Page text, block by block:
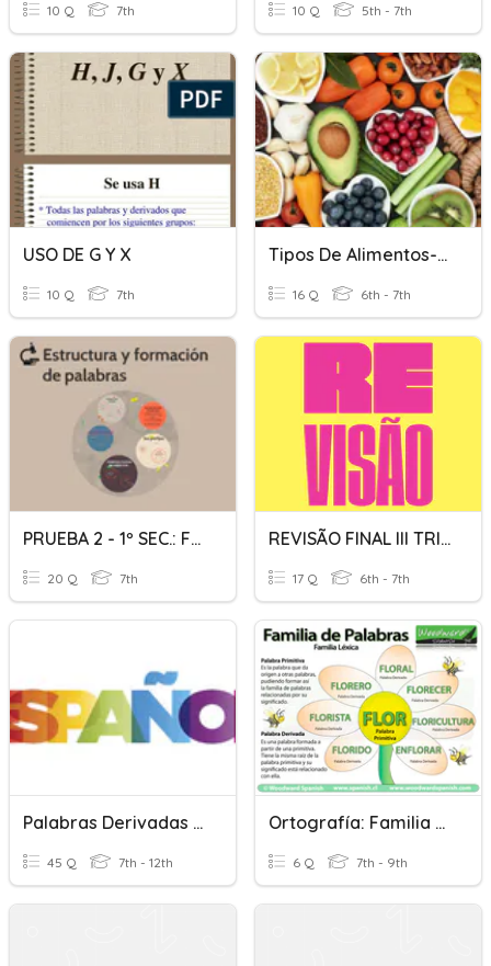
10 Q 7th 10 Q 5th - 7th
USO DE G Y X
10 Q 7th
Tipos De Alimentos-Nutrientes
16 Q 6th - 7th
PRUEBA 2 - 1º SEC.: FORMACIÓN DE LA PALABRA
20 Q 7th
REVISÃO FINAL III TRIMESTRE 6º ANO
17 Q 6th - 7th
Palabras Derivadas Y Compuestas
45 Q 7th - 12th
Ortografía: Familia De Palabras
6 Q 7th - 9th